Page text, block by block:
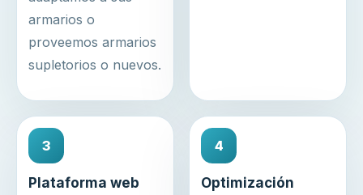
armarios o
proveemos armarios
supletorios o nuevos.
3
Plataforma web
4
Optimización